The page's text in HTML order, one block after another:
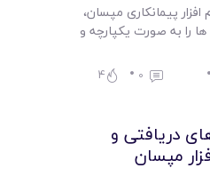
امکانات
ها
افزار پیمانکاری مپسان،
را به صورت یکپارچه و
0
4
دریافتی و
مپسان